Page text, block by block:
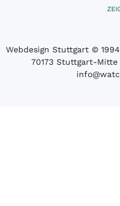
Webdesign Stuttgart ©
70173 Stuttgart-